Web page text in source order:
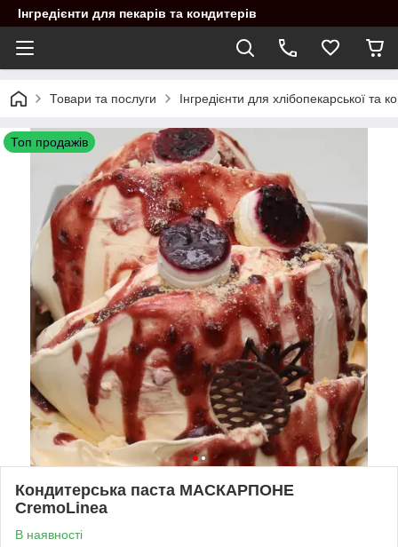
Інгредієнти для пекарів та кондитерів
Товари та послуги Інгредієнти для хлібопекарської та
Топ продажів
Кондитерська паста МАСКАРПОНЕ
CremoLinea
В наявності